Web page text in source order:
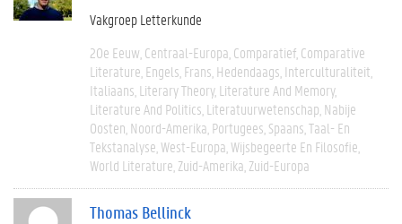
Vakgroep Letterkunde
20e Eeuw Centraal-Europa Comparatief Comparative
Literature Engels Frans Hedendaags Interculturaliteit
Italiaans Literary Theory Literature And Memory
Literature And Politics Literatuurwetenschap Nabije
Oosten Noord-Amerika Portugees Spaans Taal- En
Tekstanalyse West-Europa Wijsbegeerte En Filosofie
World Literature Zuid-Amerika Zuid-Europa
Thomas Bellinck